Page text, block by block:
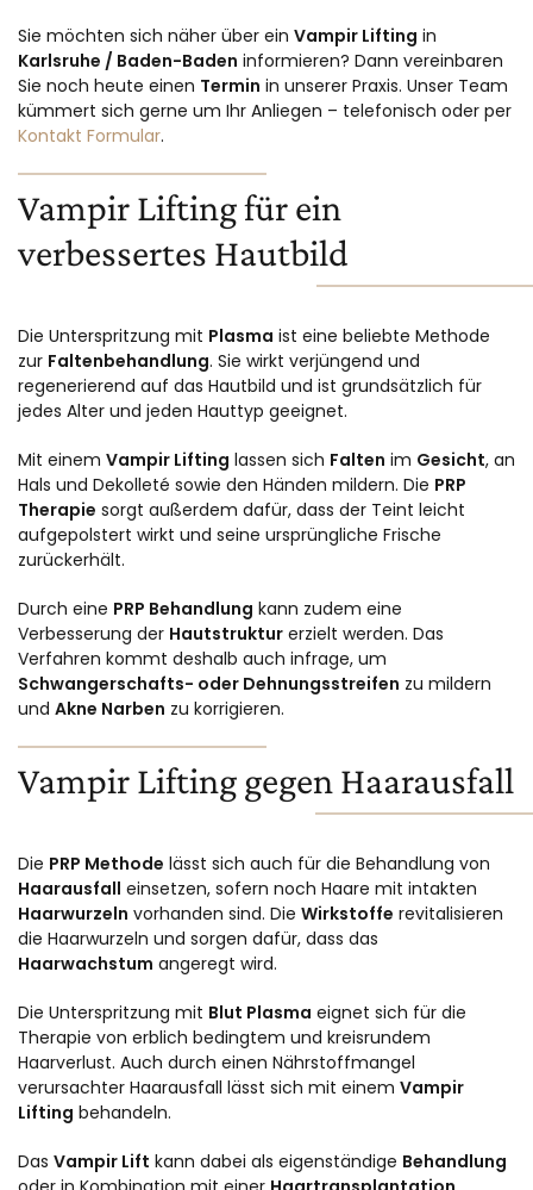
Sie möchten sich näher über ein Vampir Lifting in
Karlsruhe / Baden-Baden informieren? Dann vereinbaren
Sie noch heute einen Termin in unserer Praxis. Unser Team
kümmert sich gerne um Ihr Anliegen – telefonisch oder per
Kontakt Formular.
Vampir Lifting für ein
verbessertes Hautbild
Die Unterspritzung mit Plasma ist eine beliebte Methode
zur Faltenbehandlung. Sie wirkt verjüngend und
regenerierend auf das Hautbild und ist grundsätzlich für
jedes Alter und jeden Hauttyp geeignet.
Mit einem Vampir Lifting lassen sich Falten im Gesicht, an
Hals und Dekolleté sowie den Händen mildern. Die PRP
Therapie sorgt außerdem dafür, dass der Teint leicht
aufgepolstert wirkt und seine ursprüngliche Frische
zurückerhält.
Durch eine PRP Behandlung kann zudem eine
Verbesserung der Hautstruktur erzielt werden. Das
Verfahren kommt deshalb auch infrage, um
Schwangerschafts- oder Dehnungsstreifen zu mildern
und Akne Narben zu korrigieren.
Vampir Lifting gegen Haarausfall
Die PRP Methode lässt sich auch für die Behandlung von
Haarausfall einsetzen, sofern noch Haare mit intakten
Haarwurzeln vorhanden sind. Die Wirkstoffe revitalisieren
die Haarwurzeln und sorgen dafür, dass das
Haarwachstum angeregt wird.
Die Unterspritzung mit Blut Plasma eignet sich für die
Therapie von erblich bedingtem und kreisrundem
Haarverlust. Auch durch einen Nährstoffmangel
verursachter Haarausfall lässt sich mit einem Vampir
Lifting behandeln.
Das Vampir Lift kann dabei als eigenständige Behandlung